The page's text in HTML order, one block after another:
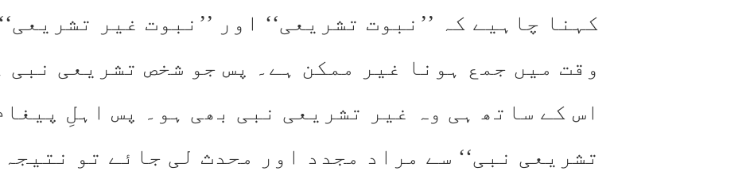
کہنا چاہیے کہ ’’نبوت تشریعی‘‘ اور ’’نبوت غیر
وقت میں جمع ہونا غیر ممکن ہے۔ پس جو شخص تشریعی نبی
اس کے ساتھ ہی وہ غیر تشریعی نبی بھی ہو۔ پس اہلِ
تشریعی نبی‘‘ سے مراد مجدد اور محدث لی جائے تو